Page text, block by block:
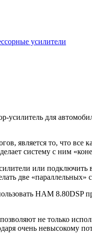
усилители
для
является то, что все
систему с ним
или
две
HAM 8.80DSP
не только
очень невысокому